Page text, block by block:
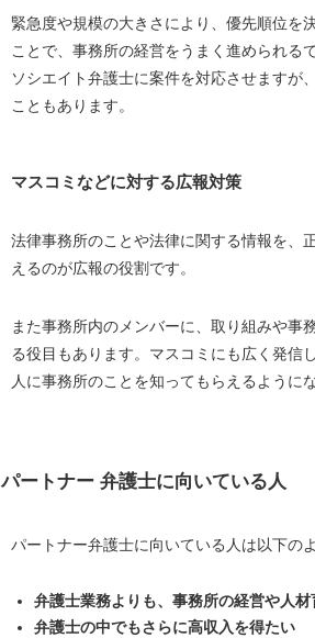
緊急度や規模の大きさにより、優先順位を
ことで、事務所の経営をうまく進められる
ソシエイト弁護士に案件を対応させますが
こともあります。
マスコミなどに対する広報対策
法律事務所のことや法律に関する情報を、
えるのが広報の役割です。
また事務所内のメンバーに、取り組みや事
る役目もあります。マスコミにも広く発信
人に事務所のことを知ってもらえるように
パートナー 弁護士に向いている人
パートナー弁護士に向いている人は以下の
弁護士業務よりも、事務所の経営や人
弁護士の中でもさらに高収入を得たい